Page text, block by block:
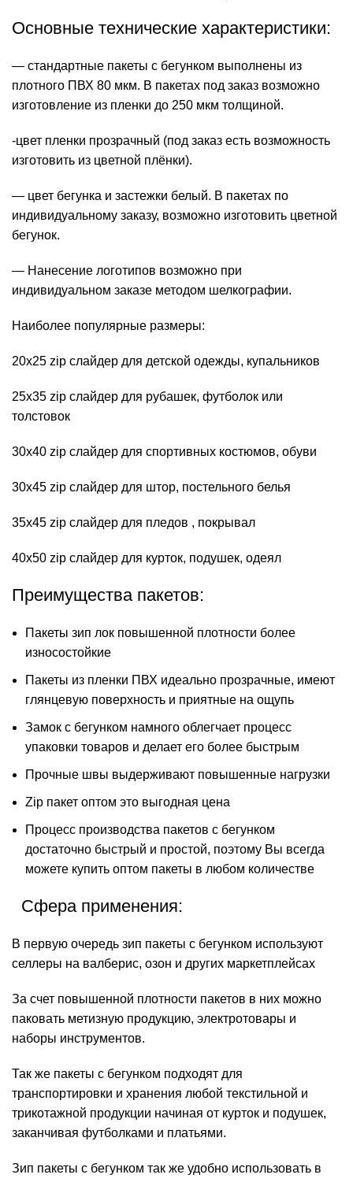
Основные технические характеристики:
— стандартные пакеты с бегунком выполнены из
плотного ПВХ 80 мкм. В пакетах под заказ возможно
изготовление из пленки до 250 мкм толщиной.
-цвет пленки прозрачный (под заказ есть возможность
изготовить из цветной плёнки).
— цвет бегунка и застежки белый. В пакетах по
индивидуальному заказу, возможно изготовить цветной
бегунок.
— Нанесение логотипов возможно при
индивидуальном заказе методом шелкографии.
Наиболее популярные размеры:
20х25 zip слайдер для детской одежды, купальников
25х35 zip слайдер для рубашек, футболок или
толстовок
30х40 zip слайдер для спортивных костюмов, обуви
30х45 zip слайдер для штор, постельного белья
35х45 zip слайдер для пледов , покрывал
40х50 zip слайдер для курток, подушек, одеял
Преимущества пакетов:
Пакеты зип лок повышенной плотности более
износостойкие
Пакеты из пленки ПВХ идеально прозрачные, имеют
глянцевую поверхность и приятные на ощупь
Замок с бегунком намного облегчает процесс
упаковки товаров и делает его более быстрым
Прочные швы выдерживают повышенные нагрузки
Zip пакет оптом это выгодная цена
Процесс производства пакетов с бегунком
достаточно быстрый и простой, поэтому Вы всегда
можете купить оптом пакеты в любом количестве
Сфера применения:
В первую очередь зип пакеты с бегунком используют
селлеры на валберис, озон и других маркетплейсах
За счет повышенной плотности пакетов в них можно
паковать метизную продукцию, электротовары и
наборы инструментов.
Так же пакеты с бегунком подходят для
транспортировки и хранения любой текстильной и
трикотажной продукции начиная от курток и подушек,
заканчивая футболками и платьями.
Зип пакеты с бегунком так же удобно использовать в